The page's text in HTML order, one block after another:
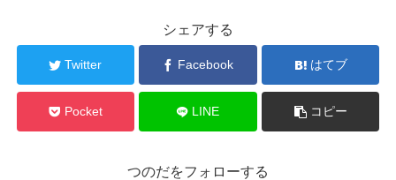
シェアする
Twitter Facebook はてブ
Pocket LINE コピー
つのだをフォローする